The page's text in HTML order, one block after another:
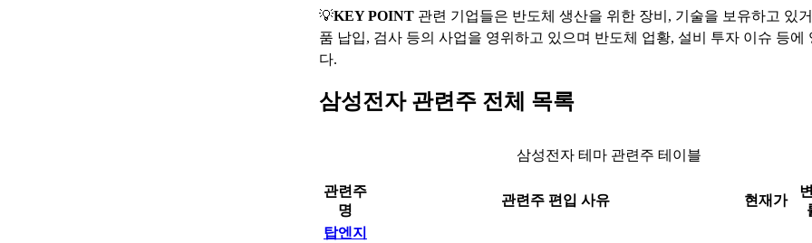
💡KEY POINT 관련 기업들은 반도체 생산을 위한 장비, 기술을 보유하고 있
품 납입, 검사 등의 사업을 영위하고 있으며 반도체 업황, 설비 투자 이슈 등에
다.
삼성전자 관련주 전체 목록
삼성전자 테마 관련주 테이블
관련주
명
관련주 편입 사유 현재가
탑엔지